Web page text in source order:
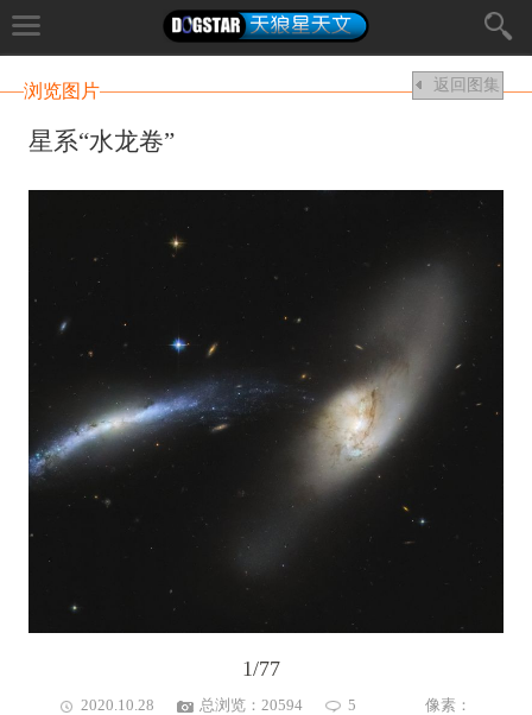
浏览图片 返回图集
星系“水龙卷”
1/77
2020.10.28 总浏览：20594 5
像素：